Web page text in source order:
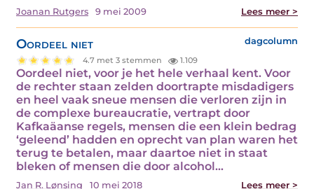
Joanan Rutgers 9 mei 2009 Lees meer >
Oordeel niet dagcolumn
4.7 met 3 stemmen 1.109
Oordeel niet, voor je het hele verhaal kent. Voor
de rechter staan zelden doortrapte misdadigers
en heel vaak sneue mensen die verloren zijn in
de complexe bureaucratie, vertrapt door
Kafkaäanse regels, mensen die een klein bedrag
‘geleend’ hadden en oprecht van plan waren het
terug te betalen, maar daartoe niet in staat
bleken of mensen die door alcohol…
Jan R. Lønsing 10 mei 2018 Lees meer >